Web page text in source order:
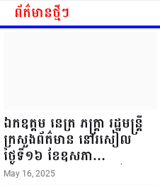
ព័ត៌មានថ្មីៗ
ឯកឧត្តម នេត្រ ភក្ត្រា រដ្ឋមន្ត្រី
ក្រសួងព័ត៌មាន នៅរសៀល
ថ្ងៃទី១៦ ខែឧសភា
ឆ្នាំ២០២៥នេះ បានអញ្ជើញចុះ
May 16, 2025